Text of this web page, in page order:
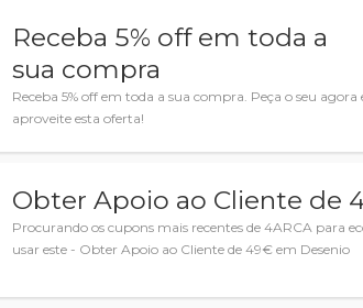
Receba 5% off em toda a
sua compra
Receba 5% off em toda a sua compra. Peça o seu agora
aproveite esta oferta!
Obter Apoio ao Cliente de
Procurando os cupons mais recentes de 4ARCA para
usar este - Obter Apoio ao Cliente de 49€ em Desenio